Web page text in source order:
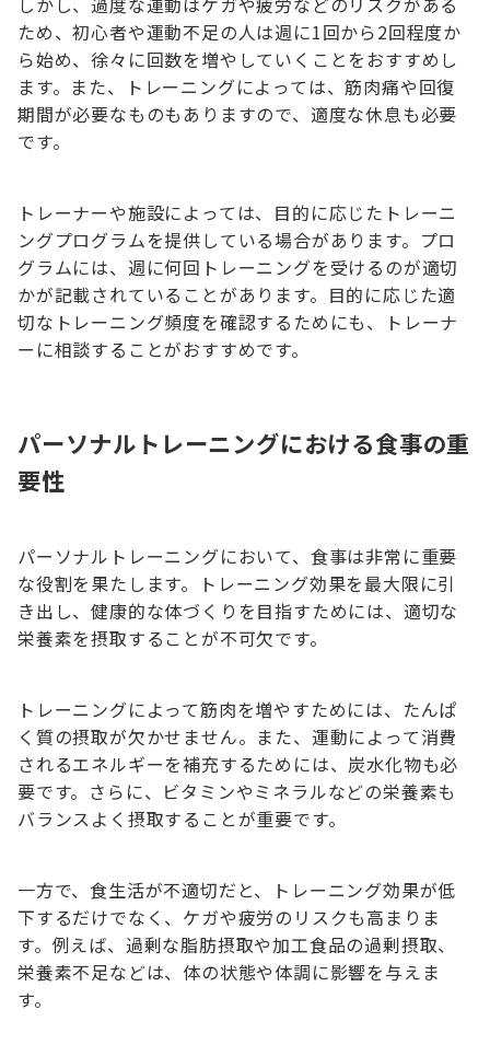
ため、初心者や運動不足の人は週に1回から2回程度か
ら始め、徐々に回数を増やしていくことをおすすめし
ます。また、トレーニングによっては、筋肉痛や回復
期間が必要なものもありますので、適度な休息も必要
です。
トレーナーや施設によっては、目的に応じたトレーニ
ングプログラムを提供している場合があります。プロ
グラムには、週に何回トレーニングを受けるのが適切
かが記載されていることがあります。目的に応じた適
切なトレーニング頻度を確認するためにも、トレーナ
ーに相談することがおすすめです。
パーソナルトレーニングにおける食事の重
要性
パーソナルトレーニングにおいて、食事は非常に重要
な役割を果たします。トレーニング効果を最大限に引
き出し、健康的な体づくりを目指すためには、適切な
栄養素を摂取することが不可欠です。
トレーニングによって筋肉を増やすためには、たんぱ
く質の摂取が欠かせません。また、運動によって消費
されるエネルギーを補充するためには、炭水化物も必
要です。さらに、ビタミンやミネラルなどの栄養素も
バランスよく摂取することが重要です。
一方で、食生活が不適切だと、トレーニング効果が低
下するだけでなく、ケガや疲労のリスクも高まりま
す。例えば、過剰な脂肪摂取や加工食品の過剰摂取、
栄養素不足などは、体の状態や体調に影響を与えま
す。